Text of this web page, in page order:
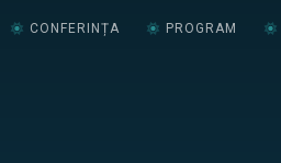
CONFERINȚA PROGRAM